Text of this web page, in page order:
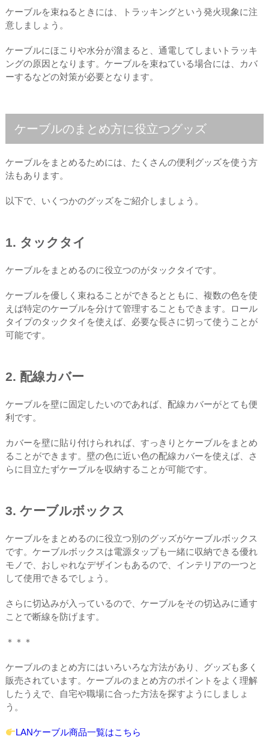
ケーブルを束ねるときには、トラッキングという発火現象に注
意しましょう。
ケーブルにほこりや水分が溜まると、通電してしまいトラッキ
ングの原因となります。ケーブルを束ねている場合には、カバ
ーするなどの対策が必要となります。
ケーブルのまとめ方に役立つグッズ
ケーブルをまとめるためには、たくさんの便利グッズを使う方
法もあります。
以下で、いくつかのグッズをご紹介しましょう。
1. タックタイ
ケーブルをまとめるのに役立つのがタックタイです。
ケーブルを優しく束ねることができるとともに、複数の色を使
えば特定のケーブルを分けて管理することもできます。ロール
タイプのタックタイを使えば、必要な長さに切って使うことが
可能です。
2. 配線カバー
ケーブルを壁に固定したいのであれば、配線カバーがとても便
利です。
カバーを壁に貼り付けられれば、すっきりとケーブルをまとめ
ることができます。壁の色に近い色の配線カバーを使えば、さ
らに目立たずケーブルを収納することが可能です。
3. ケーブルボックス
ケーブルをまとめるのに役立つ別のグッズがケーブルボックス
です。ケーブルボックスは電源タップも一緒に収納できる優れ
モノで、おしゃれなデザインもあるので、インテリアの一つと
して使用できるでしょう。
さらに切込みが入っているので、ケーブルをその切込みに通す
ことで断線を防げます。
＊＊＊
ケーブルのまとめ方にはいろいろな方法があり、グッズも多く
販売されています。ケーブルのまとめ方のポイントをよく理解
したうえで、自宅や職場に合った方法を探すようにしましょ
う。
LANケーブル商品一覧はこちら